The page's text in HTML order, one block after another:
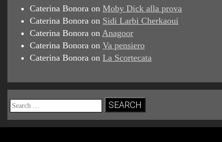
Caterina Bonora on Moby Dick alla prova
Caterina Bonora on Sidi Larbi Cherkaoui
Caterina Bonora on Anagoor
Caterina Bonora on Va pensiero
Caterina Bonora on La Scortecata
Search
for: